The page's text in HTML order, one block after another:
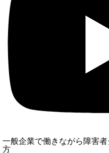
一般企業で働きながら障害
方